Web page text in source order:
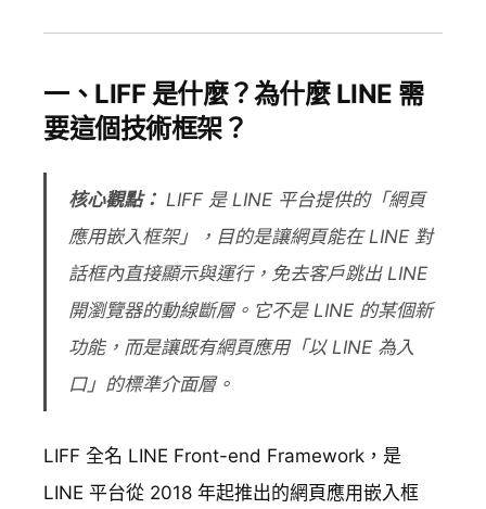
一、LIFF 是什麼？為什麼 LINE 需
要這個技術框架？
核心觀點： LIFF 是 LINE 平台提供的「網頁
應用嵌入框架」，目的是讓網頁能在 LINE 對
話框內直接顯示與運行，免去客戶跳出 LINE
開瀏覽器的動線斷層。它不是 LINE 的某個新
功能，而是讓既有網頁應用「以 LINE 為入
口」的標準介面層。
LIFF 全名 LINE Front-end Framework，是
LINE 平台從 2018 年起推出的網頁應用嵌入框